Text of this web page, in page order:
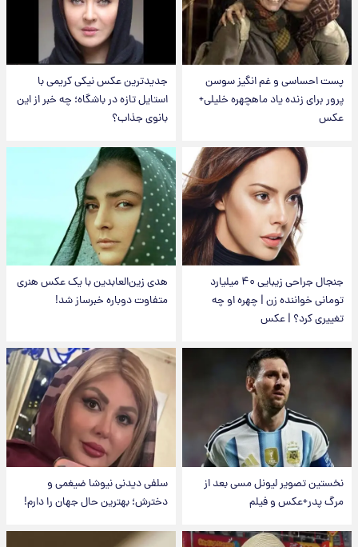
پست احساسی و غم انگیز سوسن
پرور برای زنده یاد ماهچهره خلیلی+
عکس
جدیدترین عکس نیکی کریمی با
استایل تازه در باشگاه؛ چه خبر از این
بانوی جذاب؟
جنجال جراحی زیبایی ۴۰ میلیارد
تومانی خواننده زن | چهره او چه
تغییری کرد؟ | عکس
هدی زین‌العابدین با یک عکس هنری
متفاوت دوباره خبرساز شد!
نخستین تصویر لیونل مسی بعد از
مرگ پدر+عکس و فیلم
سلفی دیدنی نیوشا ضیغمی و
دخترش؛ بهترین حال جهان را دارم!